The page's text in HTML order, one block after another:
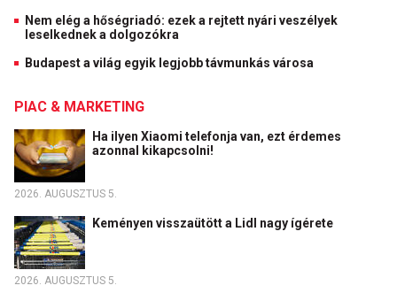
Nem elég a hőségriadó: ezek a rejtett nyári veszélyek
leselkednek a dolgozókra
Budapest a világ egyik legjobb távmunkás városa
PIAC & MARKETING
Ha ilyen Xiaomi telefonja van, ezt érdemes
azonnal kikapcsolni!
2026. AUGUSZTUS 5.
Keményen visszaütött a Lidl nagy ígérete
2026. AUGUSZTUS 5.